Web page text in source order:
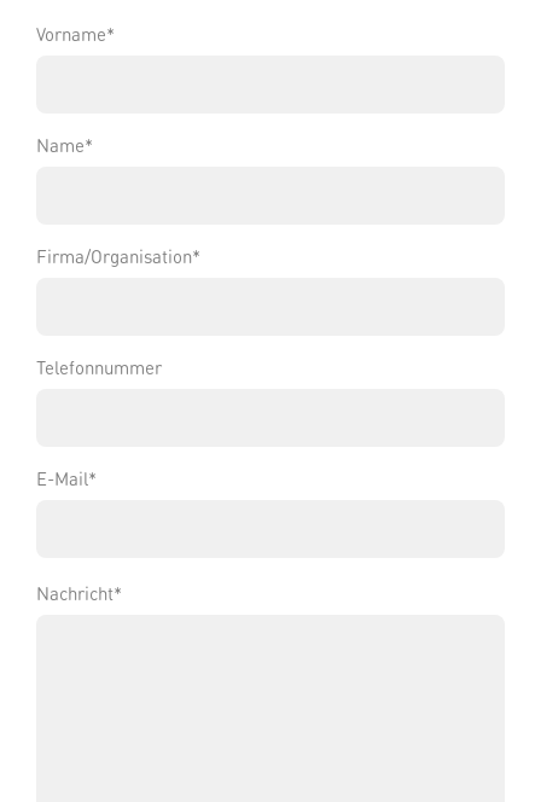
Vorname*
Name*
Firma/Organisation*
Telefonnummer
E-Mail*
Nachricht*